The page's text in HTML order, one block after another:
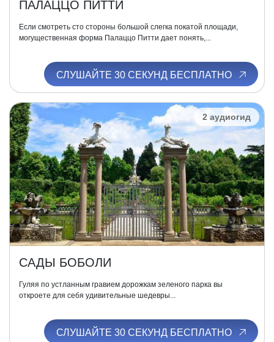
ПАЛАЦЦО ПИТТИ
Если смотреть сто стороны большой слегка покатой площади,
могущественная форма Палаццо Питти дает понять,...
СЛУШАЙТЕ 30 СЕКУНД БЕСПЛАТНО
2 аудиогид
САДЫ БОБОЛИ
Гуляя по устланным гравием дорожкам зеленого парка вы
откроете для себя удивительные шедевры...
СЛУШАЙТЕ 30 СЕКУНД БЕСПЛАТНО